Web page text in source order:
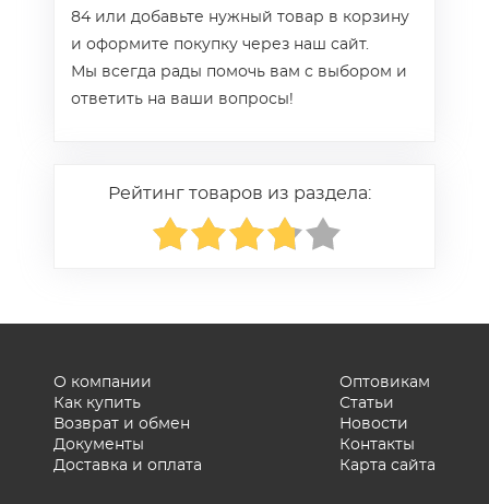
84 или добавьте нужный товар в корзину
и оформите покупку через наш сайт.
Мы всегда рады помочь вам с выбором и
ответить на ваши вопросы!
Рейтинг товаров из раздела:
О компании
Как купить
Возврат и обмен
Документы
Доставка и оплата
Оптовикам
Статьи
Новости
Контакты
Карта сайта